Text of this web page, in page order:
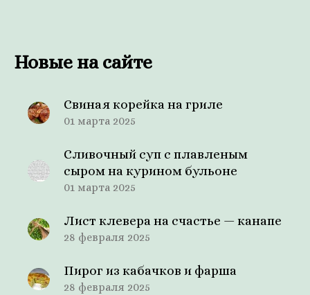
Новые на сайте
Свиная корейка на гриле
01 марта 2025
Сливочный суп с плавленым
сыром на курином бульоне
01 марта 2025
Лист клевера на счастье — канапе
28 февраля 2025
Пирог из кабачков и фарша
28 февраля 2025